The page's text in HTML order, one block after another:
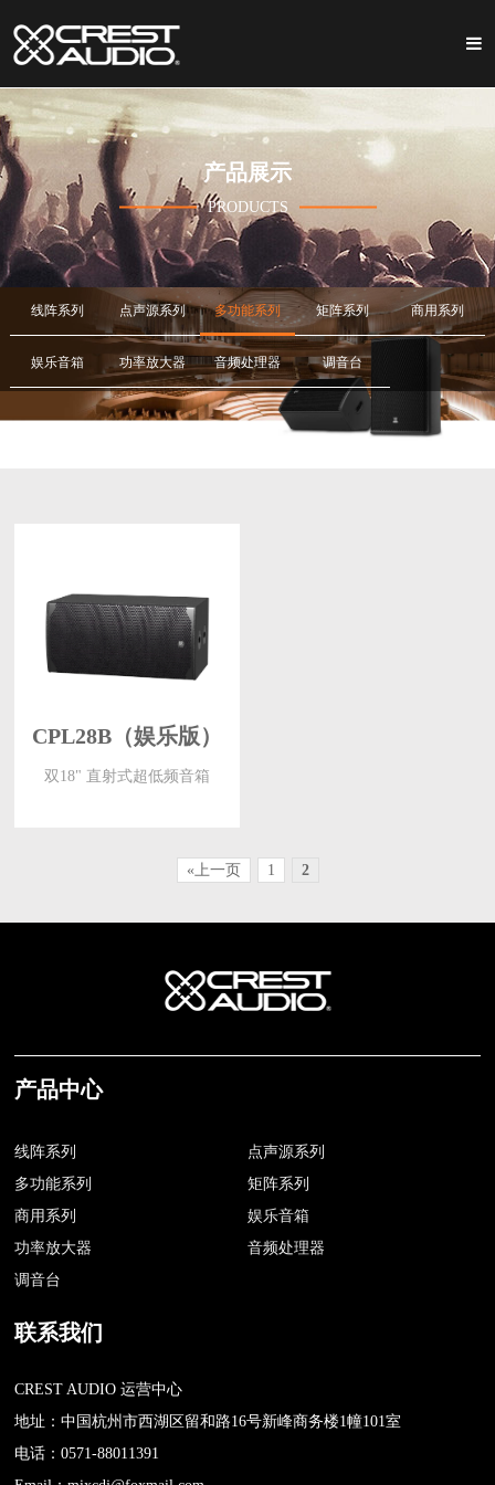
产品展示
PRODUCTS
线阵系列 点声源系列 多功能系列 矩阵系列 商用系列
娱乐音箱 功率放大器 音频处理器 调音台
CPL28B（娱乐版）
双18" 直射式超低频音箱
«上一页 1 2
产品中心
线阵系列
点声源系列
多功能系列
矩阵系列
商用系列
娱乐音箱
功率放大器
音频处理器
调音台
联系我们
CREST AUDIO 运营中心
地址：中国杭州市西湖区留和路16号新峰商务楼1幢101室
电话：0571-88011391